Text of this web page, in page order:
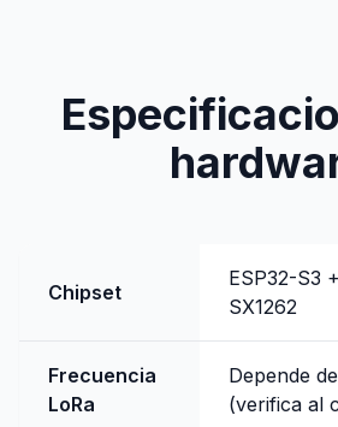
Chipset
ESP32-S3
SX1262
Frecuencia
LoRa
Depende
(verifica al